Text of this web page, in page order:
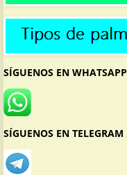
SÍGUENOS EN WHATSAPP
SÍGUENOS EN TELEGRAM